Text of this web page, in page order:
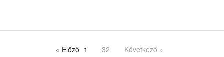
« Előző 1 32 Következő »